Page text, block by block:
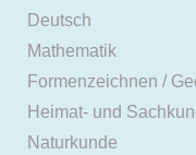
Deutsch
Mathematik
Formenzeichnen /
Heimat- und
Naturkunde